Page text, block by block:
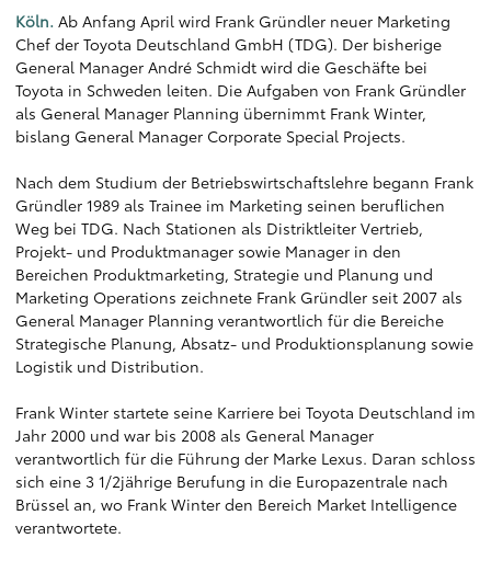
Köln. Ab Anfang April wird Frank Gründler neuer Marketing
Chef der Toyota Deutschland GmbH (TDG). Der bisherige
General Manager André Schmidt wird die Geschäfte bei
Toyota in Schweden leiten. Die Aufgaben von Frank Gründler
als General Manager Planning übernimmt Frank Winter,
bislang General Manager Corporate Special Projects.
Nach dem Studium der Betriebswirtschaftslehre begann Frank
Gründler 1989 als Trainee im Marketing seinen beruflichen
Weg bei TDG. Nach Stationen als Distriktleiter Vertrieb,
Projekt- und Produktmanager sowie Manager in den
Bereichen Produktmarketing, Strategie und Planung und
Marketing Operations zeichnete Frank Gründler seit 2007 als
General Manager Planning verantwortlich für die Bereiche
Strategische Planung, Absatz- und Produktionsplanung sowie
Logistik und Distribution.
Frank Winter startete seine Karriere bei Toyota Deutschland im
Jahr 2000 und war bis 2008 als General Manager
verantwortlich für die Führung der Marke Lexus. Daran schloss
sich eine 3 1/2jährige Berufung in die Europazentrale nach
Brüssel an, wo Frank Winter den Bereich Market Intelligence
verantwortete.